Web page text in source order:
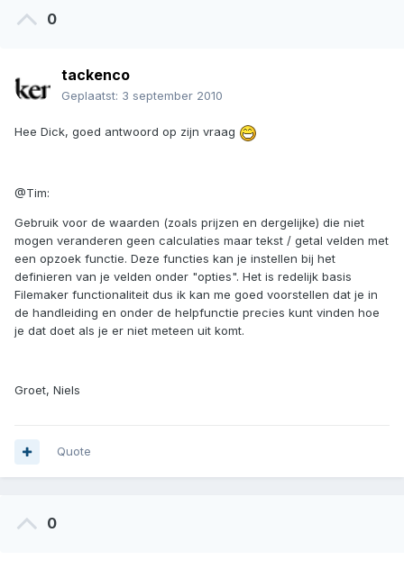
0
tackenco
Geplaatst: 3 september 2010
Hee Dick, goed antwoord op zijn vraag
@Tim:
Gebruik voor de waarden (zoals prijzen en dergelijke) die niet
mogen veranderen geen calculaties maar tekst / getal velden met
een opzoek functie. Deze functies kan je instellen bij het
definieren van je velden onder "opties". Het is redelijk basis
Filemaker functionaliteit dus ik kan me goed voorstellen dat je in
de handleiding en onder de helpfunctie precies kunt vinden hoe
je dat doet als je er niet meteen uit komt.
Groet, Niels
Quote
0